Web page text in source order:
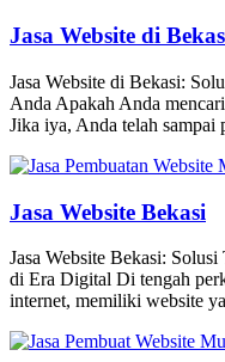
Jasa Website di
Jasa Website di Bekasi:
Anda Apakah Anda
Jika iya, Anda telah sampai
Jasa Website Bekasi
Jasa Website Bekasi:
di Era Digital Di tengah
internet, memiliki website